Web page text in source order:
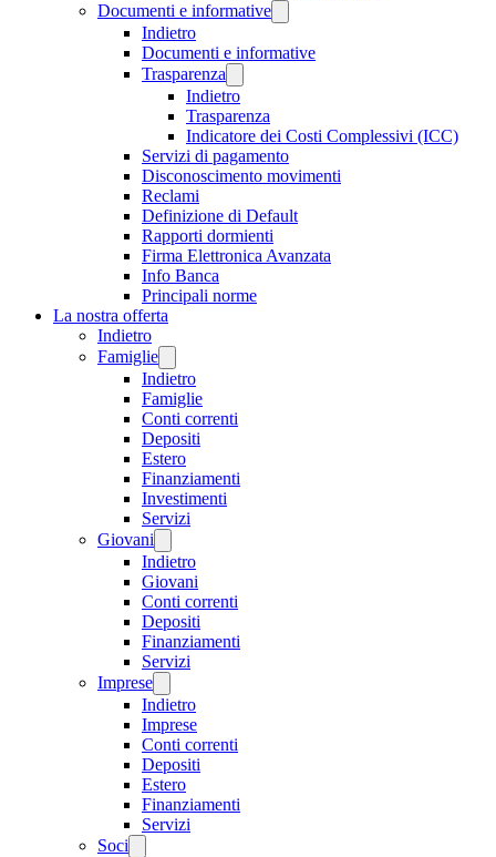
Documenti e informative
Indietro
Documenti e informative
Trasparenza
Indietro
Trasparenza
Indicatore dei Costi Complessivi (ICC)
Servizi di pagamento
Disconoscimento movimenti
Reclami
Definizione di Default
Rapporti dormienti
Firma Elettronica Avanzata
Info Banca
Principali norme
La nostra offerta
Indietro
Famiglie
Indietro
Famiglie
Conti correnti
Depositi
Estero
Finanziamenti
Investimenti
Servizi
Giovani
Indietro
Giovani
Conti correnti
Depositi
Finanziamenti
Servizi
Imprese
Indietro
Imprese
Conti correnti
Depositi
Estero
Finanziamenti
Servizi
Soci